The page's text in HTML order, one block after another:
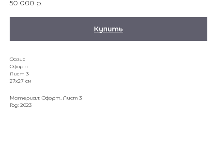
50 000 р.
Купить
Оазис
Офорт
Лист 3
27х27 см
Материал: Офорт, Лист 3
Год: 2023